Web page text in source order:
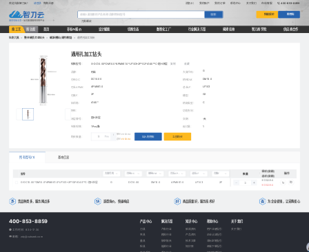
欢迎光临智刀云！ 请登录 免费注册 消息(0) 我的账户 我的订单 帮助中心 关于我们 在线客服 400-853-8859
搜索
刀具螺纹
快速报价 购物车
按工艺 按功能 首页 非标AI报价 设计赋能 切削生态 数智化工厂 行业解决方案 揭榜挂帅 智刀商学院 供应商合作
钻削刀具 > 整体硬质合金钻头 > 螺旋槽钻(通用槽型) > 通用孔加工钻头
通用孔加工钻头
规格型号： G-DC10.00*DM10.0*APMX61.0*LF103*2F*G2*A140°*C-超H涂层 复制 收藏
品牌： 阿诺 大类代码： G
刃径DC： DC10.00 柄径DM： DM10.0
刃长APMX： APMX61.0 总长LF： LF103
刃数F： 2F 槽型： G2
钻顶角： A140° 柄部类型： C
特性： 切削方向：
涂层牌号： 超H涂层 交期： -天
包装规格： 1Pcs/盒 起订量： 1
购买数量： Pcs
¥ 352.94
¥ 352.94
加入购物车 立即购买
型号 大类代码 刃径DC 柄径DM 刃长APMX 总长LF 刃数F 钻顶角 柄部类型
数量
单价(含税)
总价(含税)
操作
G-DC10.00*DM10.0*APMX61.0*LF103*2F*G2*A140°*C-超H涂层 G DC10.00 DM10.0 APMX61.0 LF103 2F A140°
¥ 352.94
¥ 352.94
购
所有型号(1) 基本信息
货品种类多，服务网点多 选型询价，快速响应 商品质量好，服务技术好 为企业省钱，让采购省心
400-853-8859
工作时间：8:30-17:30
邮箱：zdy@cutseek.com
产品中心
刀具
夹具
量具
检具
解决方案
汽车行业
模具行业
航空航天
能源行业
知识中心
新闻资讯
产品资讯
技术文章
知识库
帮助中心
用户注册指引
企业认证指引
非标定制指引
商城下单指引
关于我们
关于我们